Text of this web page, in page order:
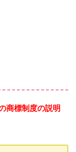
商標制度の説明